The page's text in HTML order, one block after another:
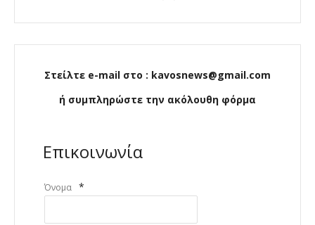
Στείλτε e-mail στο : kavosnews@gmail.com
ή συμπληρώστε την ακόλουθη φόρμα
Επικοινωνία
Όνομα *